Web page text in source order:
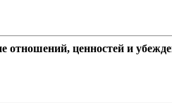
отношений, ценностей и